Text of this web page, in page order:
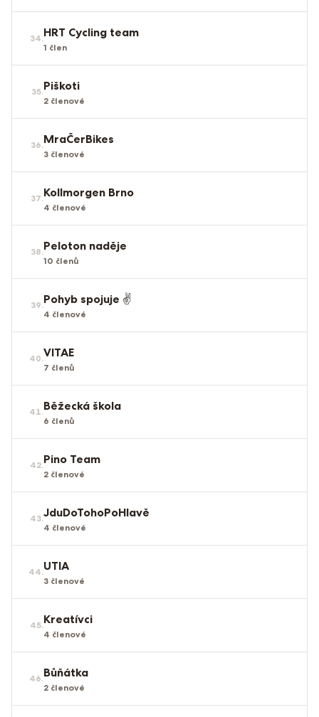
34.HRT Cycling team
1 člen
35.Piškoti
2 členové
36.MraČerBikes
3 členové
37.Kollmorgen Brno
4 členové
38.Peloton naděje
10 členů
39.Pohyb spojuje ✌️
4 členové
40.VITAE
7 členů
41.Běžecká škola
6 členů
42.Pino Team
2 členové
43.JduDoTohoPoHlavě
4 členové
44.UTIA
3 členové
45.Kreatívci
4 členové
46.Bůňátka
2 členové